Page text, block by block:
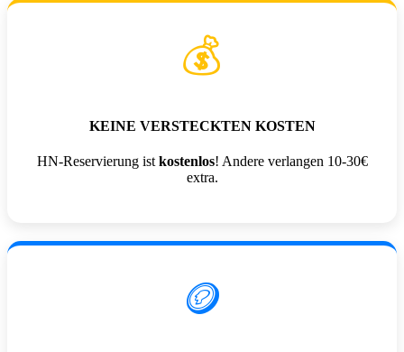
💰
KEINE VERSTECKTEN KOSTEN
HN-Reservierung ist kostenlos! Andere verlangen 10-30€
extra.
🪙